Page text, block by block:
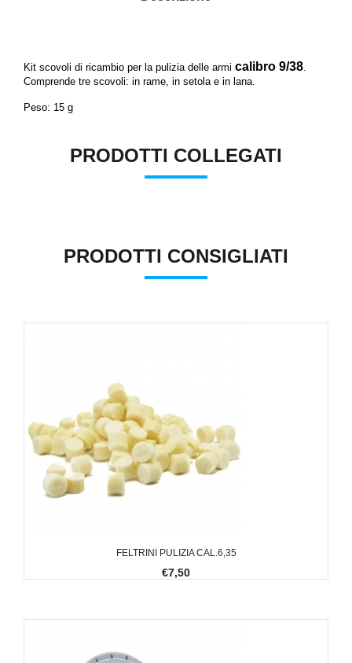
Kit scovoli di ricambio per la pulizia delle armi calibro 9/38.
Comprende tre scovoli: in rame, in setola e in lana.
Peso: 15 g
PRODOTTI COLLEGATI
PRODOTTI CONSIGLIATI
FELTRINI PULIZIA CAL.6,35
€7,50